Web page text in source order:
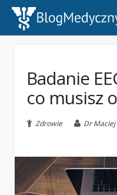
Badanie
co musisz
Zdrowie Dr Maciej